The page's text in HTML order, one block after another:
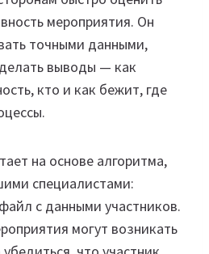
мероприятия. Он
точными данными,
выводы — как
кто и как бежит, где
на основе алгоритма,
специалистами:
с данными участников.
могут возникать